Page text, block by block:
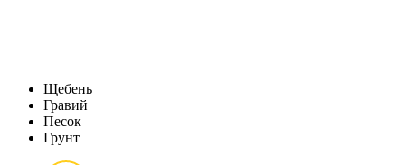
Щебень
Гравий
Песок
Грунт